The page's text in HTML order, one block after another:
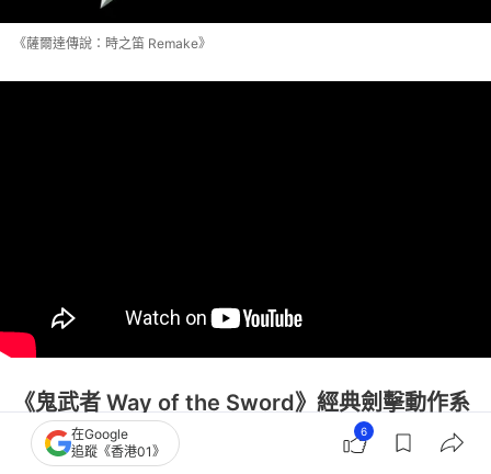
《薩爾達傳說：時之笛 Remake》
《鬼武者 Way of the Sword》經典劍擊動作系
列迎來次世代升級
在Google
追蹤《香港01》
6